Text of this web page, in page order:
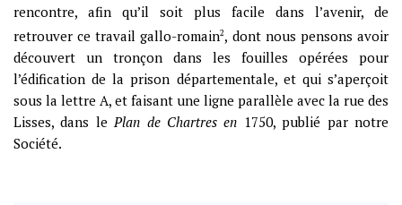
rencontre, afin qu’il soit plus facile dans l’avenir, de
retrouver ce travail gallo-romain2, dont nous pensons avoir
découvert un tronçon dans les fouilles opérées pour
l’édification de la prison départementale, et qui s’aperçoit
sous la lettre A, et faisant une ligne parallèle avec la rue des
Lisses, dans le Plan de Chartres en 1750, publié par notre
Société.